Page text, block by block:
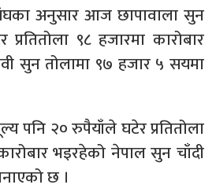
अनुसार आज छापावाला सुन
९८ हजारमा कारोबार
सुन तोलामा ९७ हजार ५ सयमा
पनि २० रुपैयाँले घटेर प्रतितोला
भइरहेको नेपाल सुन चाँदी
छ ।